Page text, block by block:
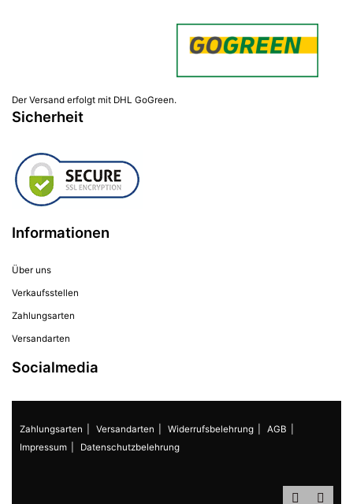
Der Versand erfolgt mit DHL GoGreen.
Sicherheit
Informationen
Über uns
Verkaufsstellen
Zahlungsarten
Versandarten
Socialmedia
Zahlungsarten Versandarten Widerrufsbelehrung
AGB
Impressum
Datenschutzbelehrung